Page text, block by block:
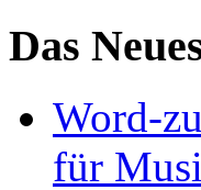
Das
Word-
für